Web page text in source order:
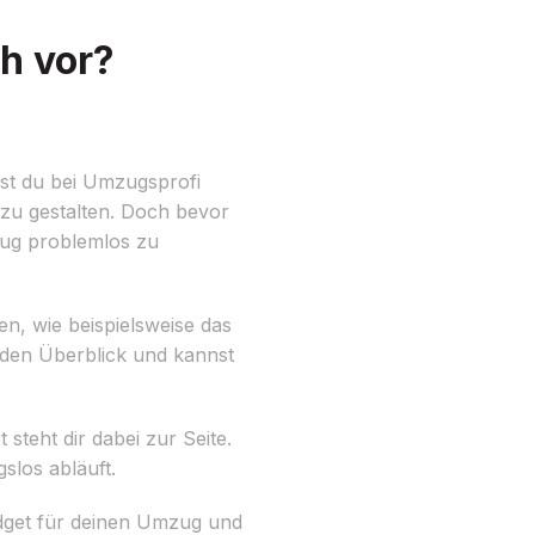
vor?
du bei Umzugsprofi
gestalten. Doch bevor
problemlos zu
wie beispielsweise das
Überblick und kannst
dir dabei zur Seite.
abläuft.
für deinen Umzug und